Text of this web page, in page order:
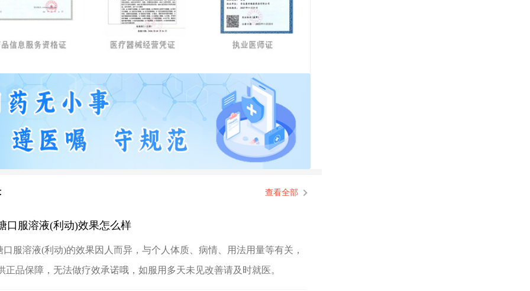
查看全部
口服溶液(利动)效果怎么样
口服溶液(利动)的效果因人而异，与个人体质、病情、用法用量等有关，
正品保障，无法做疗效承诺哦，如服用多天未见改善请及时就医。